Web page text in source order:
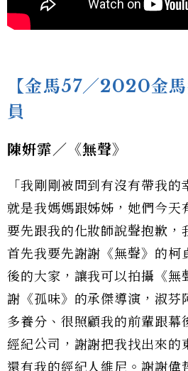
【金馬57／2020金
員
陳姸霏／《無聲》
「我剛剛被問到有沒有帶我
就是我媽媽跟姊姊，她們今天
要先跟我的化妝師說聲抱歉，
首先我要先謝謝《無聲》的柯
後的大家，讓我可以拍攝《無
謝《孤味》的承傑導演，淑芬
多養分、很照顧我的前輩跟幕
經紀公司，謝謝把我找出來的
還有我的經紀人維尼。謝謝偉